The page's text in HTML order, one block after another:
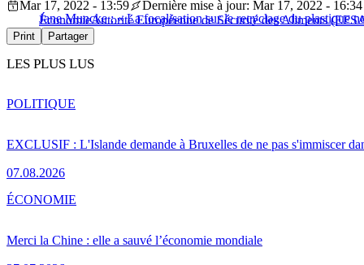
Jane Muncke : « La focalisation sur le recyclage du plastique
Mar 17, 2022 - 13:59
Dernière mise à jour: Mar 17, 2022 - 16:34
ÉconomieAutorité Européenne de Sécurité des Aliments
Print Partager
LES PLUS LUS
EXCLUSIF : L'Islande demande à Bruxelles de ne pas s'immiscer
07.08.2026
POLITIQUE
Merci la Chine : elle a sauvé l’économie mondiale
ÉCONOMIE